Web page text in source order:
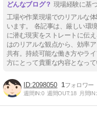
現場経験に基
工場や作業現場でのリアルな
います。 各記事は、厳しい環
に潜む現実をストレートに伝
はのリアルな観点から、効率
共有。持続可能な働き方やラ
方にとって貴重な内容となって
2098050 1
週間IN:0 週間OUT:18 月間IN: